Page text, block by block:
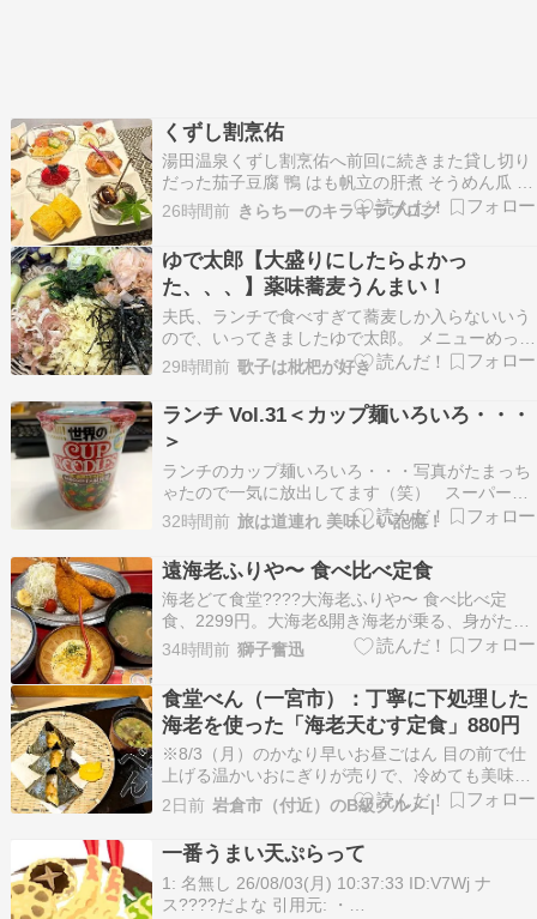
くずし割烹佑
湯田温泉くずし割烹佑へ前回に続きまた貸し切り
だった茄子豆腐 鴨 はも帆立の肝煮 そうめん瓜 鯛
西京焼き生ハムすいか 甘い卵焼き 姫さざえ肝と
かスイカとか苦手で食べたくないものがあっても
ここではがんばって食べるようにしてる目の前に
いられたら残せづらいし言いにくいしお刺身くえ
とのど…
26時間前 きらちーのキラキラブログ
ゆで太郎【大盛りにしたらよかっ
た、、、】薬味蕎麦うんまい！
夫氏、ランチで食べすぎて蕎麦しか入らないいう
ので、いってきましたゆで太郎。 メニューめっち
ゃ悩んで 冷やし薬味そば にしました。これに海
老天トッピング（チケット無料） 夫は、月見とろ
ろ蕎麦の温玉で、おろしトッピング（チケット無
料） うきうき。 先に呼ばれた夫のとろろはパウ
チだっ…
29時間前 歌子は枇杷が好き
ランチ Vol.31＜カップ麺いろいろ・・・
＞
ランチのカップ麺いろいろ・・・写真がたまっち
ゃたので一気に放出してます（笑） スーパーで
何個か買ったら、カップヌードルオリジナルのフ
ォーク頂きました～ 斜めで使えるのかな？？？
カップヌードルといえばやっぱりこれ やっぱり安
定感あるよね～ 辛味噌 トムヤムクン 初めて見
た…
32時間前 旅は道連れ 美味しい記憶！
遠海老ふりや〜 食べ比べ定食
海老どて食堂????大海老ふりや〜 食べ比べ定
食、2299円。大海老&開き海老が乗る、身がたっ
ぷり入った海老フライです????
34時間前 獅子奮迅
食堂べん（一宮市）：丁寧に下処理した
海老を使った「海老天むす定食」880円
※8/3（月）のかなり早いお昼ごはん 目の前で仕
上げる温かいおにぎりが売りで、冷めても美味し
いごはんを目指しつつ、できたてのホカホカ感を
楽しめるのがポイントおにぎりは具材豊富で季節
や日替わりもあり、天むすのような天ぷら系 […]
The post 食堂べん（一宮市）：丁寧に下処理…
2日前 岩倉市（付近）のB級グルメ |
一番うまい天ぷらって
1: 名無し 26/08/03(月) 10:37:33 ID:V7Wj ナ
ス????だよな 引用元: ・